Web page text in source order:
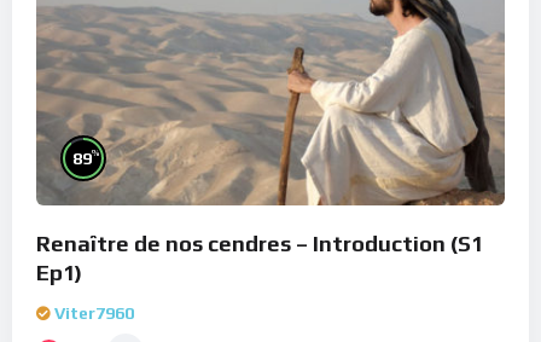
89%
Renaître de nos cendres – Introduction (S1
Ep1)
Viter7960